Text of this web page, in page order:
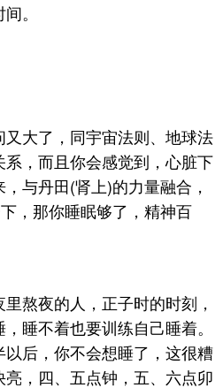
。
大了，同宇宙法则、地球法
，而且你会感觉到，心脏下
与丹田(肾上)的力量融合，
，那你睡眠够了，精神百
熬夜的人，正子时的时刻，
睡不着也要训练自己睡着。
后，你不会想睡了，这很糟
，四、五点钟，五、六点卯